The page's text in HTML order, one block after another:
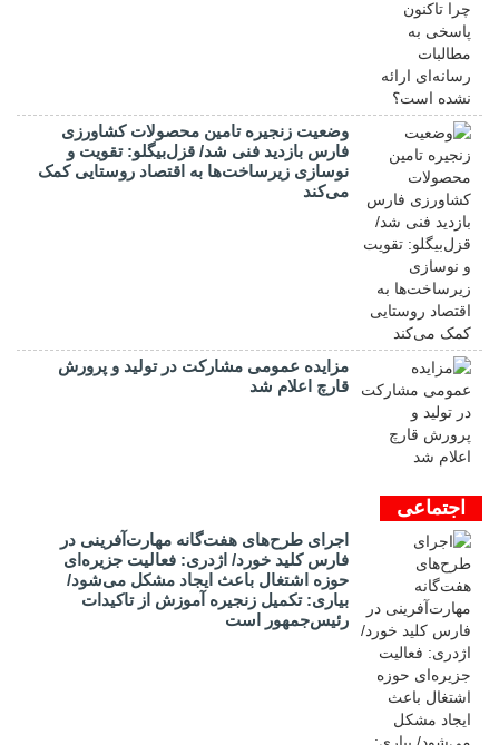
وضعیت زنجیره تامین محصولات کشاورزی
فارس بازدید فنی شد/ قزل‌بیگلو: تقویت و
نوسازی زیرساخت‌ها به اقتصاد روستایی کمک
می‌کند
مزایده عمومی مشارکت در تولید و پرورش
قارچ اعلام شد
اجتماعی
اجرای طرح‌های هفت‌گانه مهارت‌آفرینی در
فارس کلید خورد/ اژدری: فعالیت جزیره‌‌ای
حوزه اشتغال باعث ایجاد مشکل می‌شود/
بیاری: تکمیل زنجیره آموزش از تاکیدات
رئیس‌جمهور است